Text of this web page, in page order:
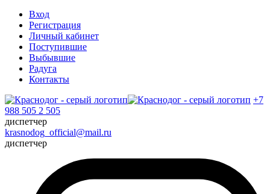
Вход
Регистрация
Личный кабинет
Поступившие
Выбывшие
Радуга
Контакты
+7
988 505 2 505
диспетчер
krasnodog_official@mail.ru
диспетчер